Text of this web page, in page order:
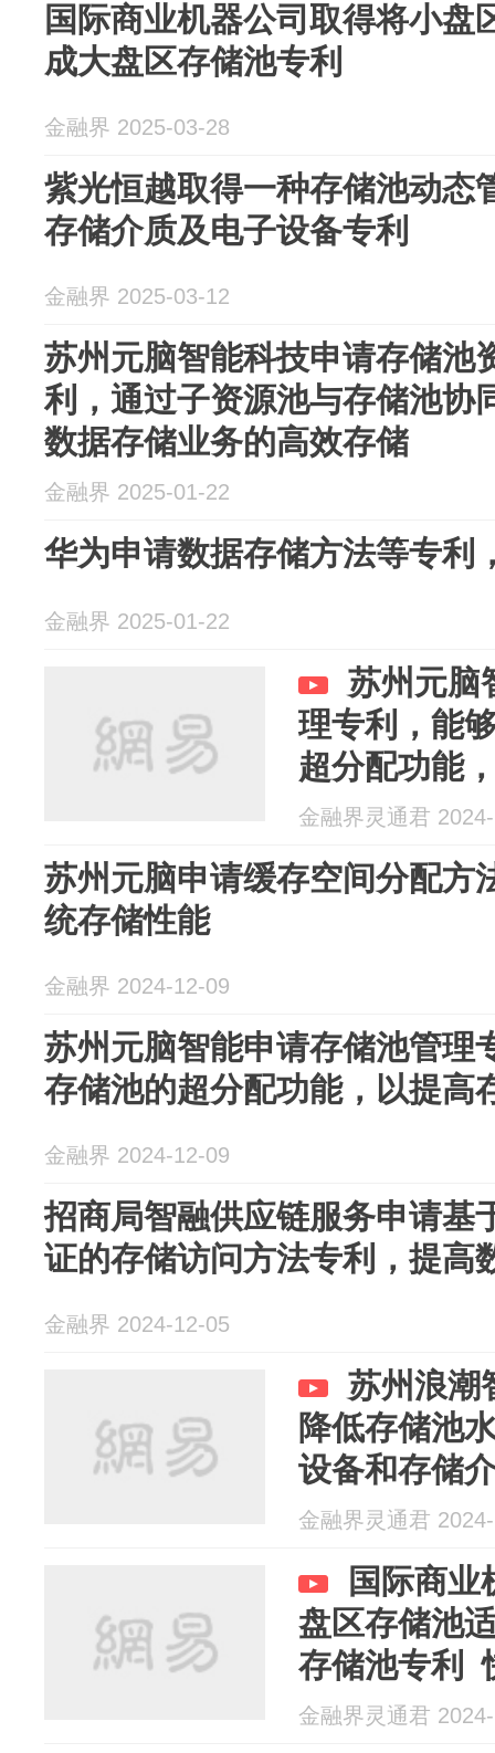
国际商业机器公司取得将小盘
成大盘区存储池专利
金融界 2025-03-28
紫光恒越取得一种存储池动态
存储介质及电子设备专利
金融界 2025-03-12
苏州元脑智能科技申请存储池
利，通过子资源池与存储池协
数据存储业务的高效存储
金融界 2025-01-22
华为申请数据存储方法等专利
金融界 2025-01-22
苏州元脑
理专利，能
超分配功能
稳定性 快报
金融界灵通君
苏州元脑申请缓存空间分配方
统存储性能
金融界 2024-12-09
苏州元脑智能申请存储池管理
存储池的超分配功能，以提高
金融界 2024-12-09
招商局智融供应链服务申请基
证的存储访问方法专利，提高
金融界 2024-12-05
苏州浪潮
降低存储池
设备和存储
金融界灵通君
国际商业
盘区存储池
存储池专利
金融界灵通君